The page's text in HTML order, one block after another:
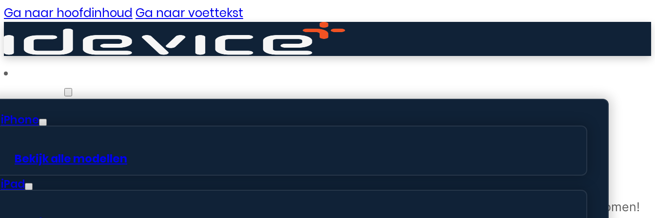
Ga naar hoofdinhoud Ga naar voettekst
iPhone
Bekijk alle modellen
iPad
Er zijn geweldige dingen in het verschiet
Er is iets moois in het vooruitzicht! Onze winkel wordt momenteel gebouwd en zal binnenkort online komen!